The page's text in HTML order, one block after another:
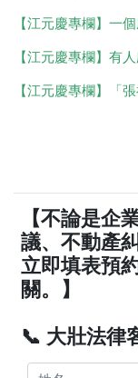
【江元慶專欄】一
【江元慶專欄】有
【江元慶專欄】「
【不論是企
議、不動產
立即填表預
關。】
📞 大壯法律